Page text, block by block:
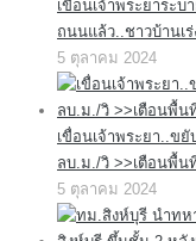
เขื่อนเจ้าพระยาระ
ถนนแล้ว..ชาวบ้านเ
5 ตุลาคม 2024
เขื่อนเจ้าพระยา..ข
ลบ.ม./วิ >>เตือนพื้น
5 ตุลาคม 2024